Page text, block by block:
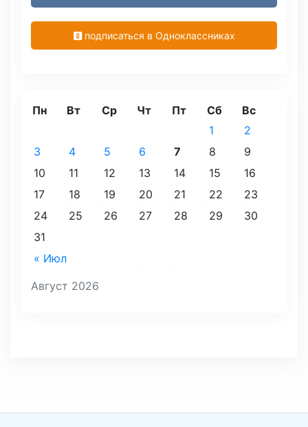
подписаться в Одноклассниках
Август 2026
Пн Вт Ср Чт Пт Сб Вс
« Июл
1
2
3
4 5 6 7 8
9
10
11 12 13 14 15
16
17
18 19 20 21 22
23
24
25 26 27 28 29
30
31